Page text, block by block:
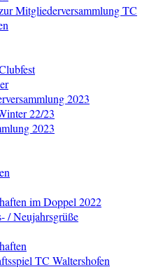
Mitgliederversammlung TC
2023
22/23
2023
im Doppel 2022
/ Neujahrsgrüße
TC Waltershofen